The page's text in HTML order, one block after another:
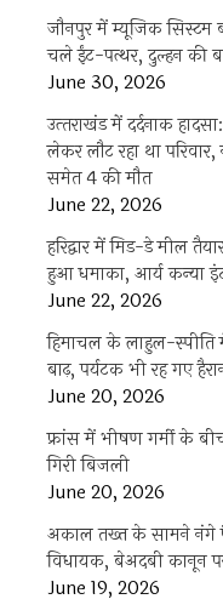
जौनपुर में म्यूजिक सिस्टम
चले ईंट-पत्थर, दुल्हन की
June 30, 2026
उत्‍तराखंड में दर्दनाक
लेकर लौट रहा था
समेत 4 की मौत
June 22, 2026
हरिद्वार में मिड-डे मील
हुआ धमाका, आर्य कन्या
June 22, 2026
हिमाचल के लाहुल-
बाढ़, पर्यटक भी रह गए
June 20, 2026
फ्रांस में भीषण गर्मी के
गिरी बिजली
June 20, 2026
अकाल तख्त के सामने नंगे
विधायक, बेअदबी कानून
June 19, 2026